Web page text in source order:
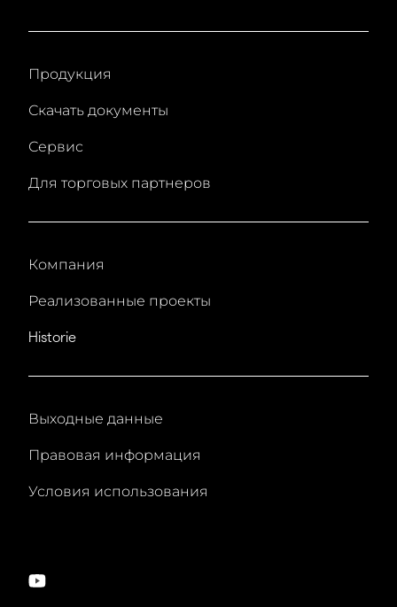
Продукция
Скачать документы
Сервис
Для торговых партнеров
Компания
Реализованные проекты
Historie
Выходные данные
Правовая информация
Условия использования